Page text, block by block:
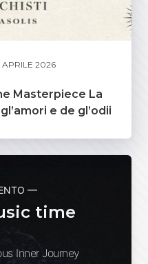
2026
Masterpiece La
e de gl’odii
—
time
Inner Journey